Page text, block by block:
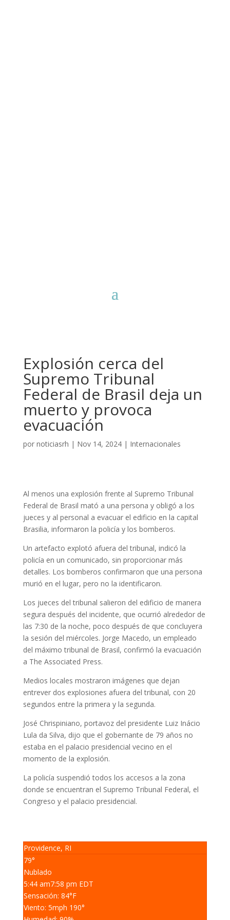
Explosión cerca del
Supremo Tribunal
Federal de Brasil deja un
muerto y provoca
evacuación
por noticiasrh | Nov 14, 2024| Internacionales
Al menos una explosión frente al Supremo Tribunal
Federal de Brasil mató a una persona y obligó a los
jueces y al personal a evacuar el edificio en la capital
Brasilia, informaron la policía y los bomberos.
Un artefacto explotó afuera del tribunal, indicó la
policía en un comunicado, sin proporcionar más
detalles. Los bomberos confirmaron que una persona
murió en el lugar, pero no la identificaron.
Los jueces del tribunal salieron del edificio de manera
segura después del incidente, que ocurrió alrededor de
las 7:30 de la noche, poco después de que concluyera
la sesión del miércoles. Jorge Macedo, un empleado
del máximo tribunal de Brasil, confirmó la evacuación
a The Associated Press.
Medios locales mostraron imágenes que dejan
entrever dos explosiones afuera del tribunal, con 20
segundos entre la primera y la segunda.
José Chrispiniano, portavoz del presidente Luiz Inácio
Lula da Silva, dijo que el gobernante de 79 años no
estaba en el palacio presidencial vecino en el
momento de la explosión.
La policía suspendió todos los accesos a la zona
donde se encuentran el Supremo Tribunal Federal, el
Congreso y el palacio presidencial.
Providence, RI
79°
Nublado
5:44 am7:58 pm EDT
Sensación: 84°F
Viento: 5mph 190°